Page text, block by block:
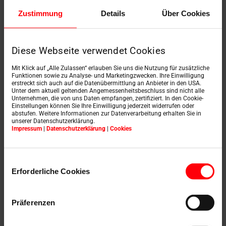
Zustimmung Details Über Cookies
Diese Webseite verwendet Cookies
Mit Klick auf „Alle Zulassen“ erlauben Sie uns die Nutzung für zusätzliche
Funktionen sowie zu Analyse- und Marketingzwecken. Ihre Einwilligung
erstreckt sich auch auf die Datenübermittlung an Anbieter in den USA.
Unter dem aktuell geltenden Angemessenheitsbeschluss sind nicht alle
Unternehmen, die von uns Daten empfangen, zertifiziert. In den Cookie-
Einstellungen können Sie Ihre Einwilligung jederzeit widerrufen oder
abstufen. Weitere Informationen zur Datenverarbeitung erhalten Sie in
unserer Datenschutzerklärung.
Impressum | Datenschutzerklärung | Cookies
Erforderliche Cookies
Präferenzen
Gotowy do instalacji
ze standardowymi akcesoriami
Dołączona poręcz teleskopowa
(od pozycji otwarcia 110 cm)
Śruby montażowe
Drążek do otwierania
Zakresy wymiarów